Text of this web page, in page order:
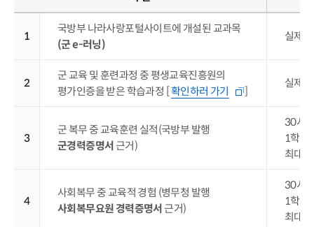
1
국방부 나라사랑포털사이트에 개설된 교과목
(군 e-러닝)
실제
2
군 교육 및 훈련과정 중 평생교육진흥원의
평가인증을 받은 학습과정 [확인하러 가기 ]
실제
3
군 복무 중 교육훈련 실적(국방부 발행
군경력증명서 근거)
30시
1학점
최대 2
4
사회복무 중 교육적 경험 (병무청 발행
사회복무요원 경력증명서 근거)
30시
1학점
최대 2